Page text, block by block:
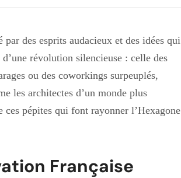
des esprits audacieux et des idées qui
révolution silencieuse : celle des
ou des coworkings surpeuplés,
les architectes d’un monde plus
pépites qui font rayonner l’Hexagone
Française